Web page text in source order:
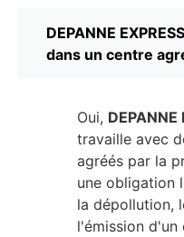
DEPANNE
dans un centre
Oui, DEPANNE
travaille avec
agréés par la
une obligation
la dépollution,
l'émission